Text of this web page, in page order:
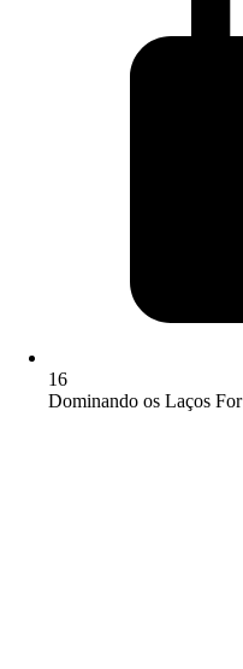
16
Dominando os Laços For